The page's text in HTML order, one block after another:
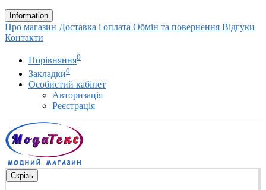
Information
Про магазин Доставка і оплата Обмін та повернення Відгуки
Контакти
Порівняння0
Закладки0
Особистий кабінет
Авторизація
Реєстрація
Скрізь